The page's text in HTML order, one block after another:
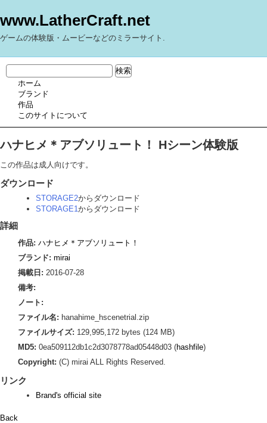
www.LatherCraft.net
ゲームの体験版・ムービーなどのミラーサイト.
ホーム
ブランド
作品
このサイトについて
ハナヒメ＊アブソリュート！ Hシーン体験版
この作品は成人向けです。
ダウンロード
STORAGE2からダウンロード
STORAGE1からダウンロード
詳細
作品: ハナヒメ＊アブソリュート！
ブランド: mirai
掲載日: 2016-07-28
備考:
ノート:
ファイル名: hanahime_hscenetrial.zip
ファイルサイズ: 129,995,172 bytes (124 MB)
MD5: 0ea509112db1c2d3078778ad05448d03 (hashfile)
Copyright: (C) mirai ALL Rights Reserved.
リンク
Brand's official site
Back